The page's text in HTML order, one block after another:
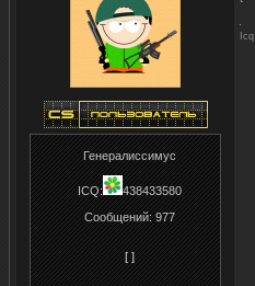
Генералиссимус
ICQ:
438433580
Сообщений:977
[ ]